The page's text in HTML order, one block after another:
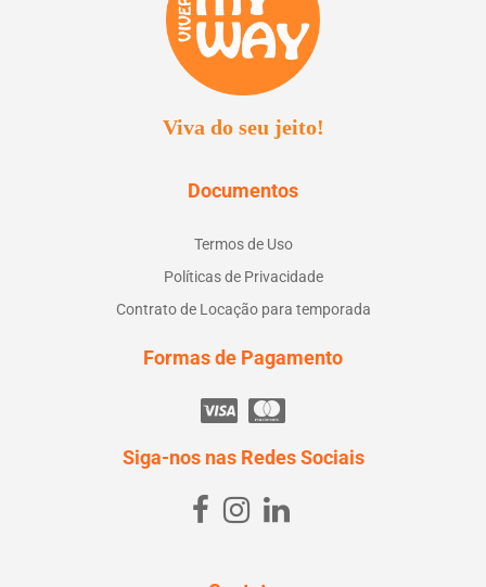
Viva do seu jeito!
Documentos
Termos de Uso
Políticas de Privacidade
Contrato de Locação para temporada
Formas de Pagamento
Siga-nos nas Redes Sociais